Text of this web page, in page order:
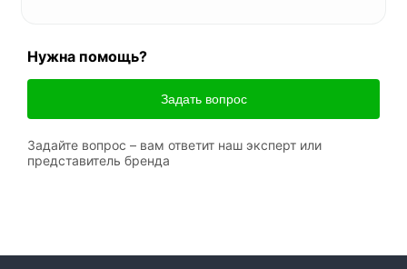
Нужна помощь?
Задать вопрос
Задайте вопрос – вам ответит наш эксперт или
представитель бренда